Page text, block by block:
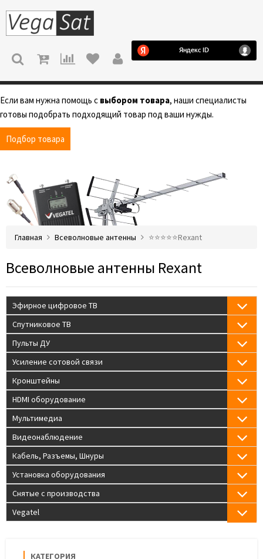
МЕНЮ
Если вам нужна помощь с выбором товара, наши специалисты
готовы подобрать подходящий товар под ваши нужды.
Подбор товара
Главная Всеволновые антенны ⭐️⭐️⭐️⭐️⭐️Rexant
Всеволновые антенны Rexant
Эфирное цифровое ТВ
Спутниковое ТВ
Пульты ДУ
Усиление сотовой связи
Кронштейны
HDMI оборудование
Мультимедиа
Видеонаблюдение
Кабель, Разъемы, Шнуры
Установка оборудования
Снятые с производства
Vegatel
КАТЕГОРИЯ